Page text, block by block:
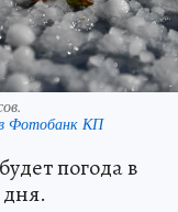
Фотобанк КП
погода в